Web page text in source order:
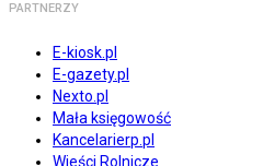
PARTNERZY
E-kiosk.pl
E-gazety.pl
Nexto.pl
Mała księgowość
Kancelarierp.pl
Wieści Rolnicze